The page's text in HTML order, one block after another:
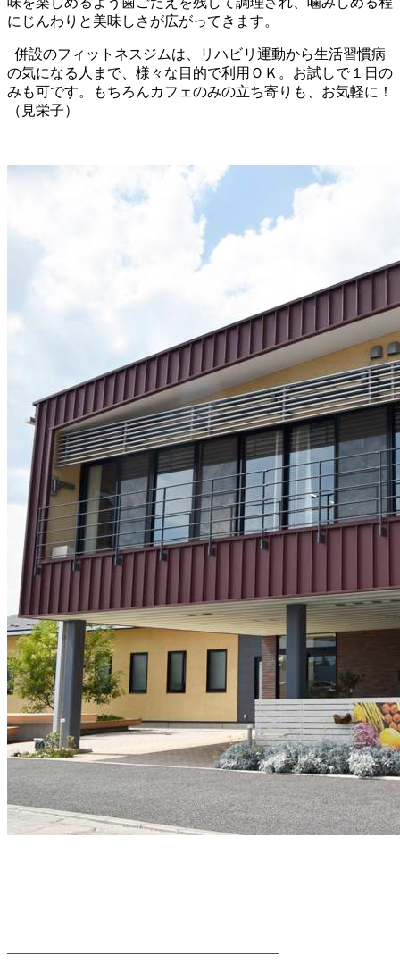
にじんわりと美味しさが広がってきます。
併設のフィットネスジムは、リハビリ運動から生活習慣病
の気になる人まで、様々な目的で利用ＯＫ。お試しで１日の
みも可です。もちろんカフェのみの立ち寄りも、お気軽に！
（見栄子）
———————————————————